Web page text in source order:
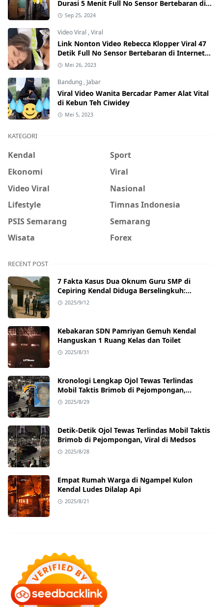
Durasi 5 Menit Full No Sensor Bertebaran di
Internet, Hati-Hati Phising!
Sep 25, 2024
Video Viral ,Viral
Link Nonton Video Rebecca Klopper Viral 47
Detik Full No Sensor Bertebaran di Internet,
Hati-Hati Phising!
Mei 26, 2023
Bandung , Jabar
Viral Video Wanita Bercadar Pamer Alat Vital
di Kebun Teh Ciwidey
Mei 5, 2023
KATEGORI
Kendal
Sport
Ekonomi
Viral
Video Viral
Nasional
Lifestyle
Timnas Indonesia
PSIS Semarang
Semarang
Wisata
Forex
RECENT POST
7 Fakta Kasus Dua Oknum Guru SMP di
Cepiring Kendal Diduga Berselingkuh:
Kronologi, Pengakuan, hingga Sanksi
2025/9/12
Kebakaran SDN Pamriyan Gemuh Kendal
Hanguskan 1 Ruang Kelas dan Toilet
2025/8/31
Kronologi Lengkap Ojol Tewas Terlindas
Mobil Taktis Brimob di Pejompongan,
Ternyata Sedang Antar Orderan
2025/8/29
Detik-Detik Ojol Tewas Terlindas Mobil Taktis
Brimob di Pejompongan, Viral di Medsos
2025/8/28
Empat Rumah Warga di Ngampel Kulon
Kendal Ludes Dilalap Api
2025/8/21